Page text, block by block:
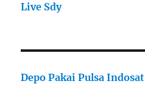
Live Sdy
Depo Pakai Pulsa Indosat